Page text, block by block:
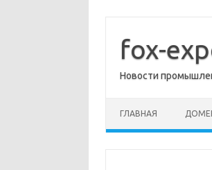
содержимому
fox-
Новости
ГЛАВНАЯ